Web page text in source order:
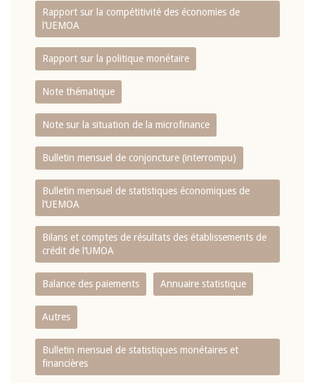
Rapport sur la compétitivité des économies de
l‘UEMOA
Rapport sur la politique monétaire
Note thématique
Note sur la situation de la microfinance
Bulletin mensuel de conjoncture (interrompu)
Bulletin mensuel de statistiques économiques de
l‘UEMOA
Bilans et comptes de résultats des établissements de
crédit de l‘UMOA
Balance des paiements Annuaire statistique
Autres
Bulletin mensuel de statistiques monétaires et
financières